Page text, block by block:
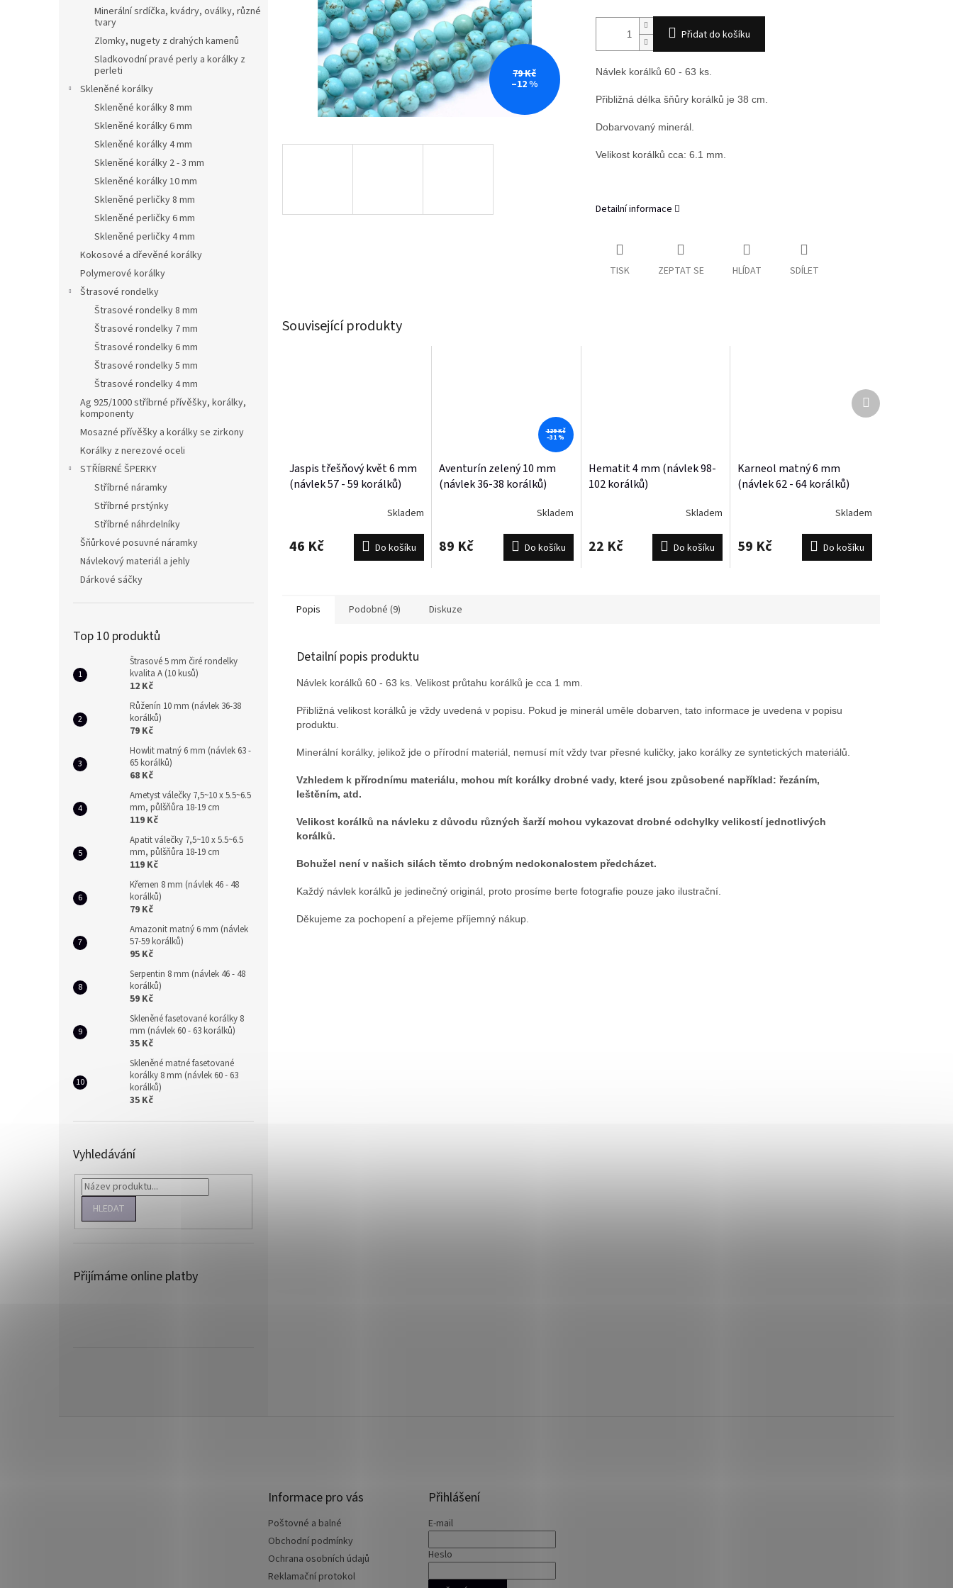
Minerální srdíčka, kvádry, oválky, různé
tvary
Zlomky, nugety z drahých kamenů
Sladkovodní pravé perly a korálky z
perleti
Skleněné korálky
Skleněné korálky 8 mm
Skleněné korálky 6 mm
Skleněné korálky 4 mm
Skleněné korálky 2 - 3 mm
Skleněné korálky 10 mm
Skleněné perličky 8 mm
Skleněné perličky 6 mm
Skleněné perličky 4 mm
Kokosové a dřevěné korálky
Polymerové korálky
Štrasové rondelky
Štrasové rondelky 8 mm
Štrasové rondelky 7 mm
Štrasové rondelky 6 mm
Štrasové rondelky 5 mm
Štrasové rondelky 4 mm
Ag 925/1000 stříbrné přívěšky, korálky,
komponenty
Mosazné přívěšky a korálky se zirkony
Korálky z nerezové oceli
STŘÍBRNÉ ŠPERKY
Stříbrné náramky
Stříbrné prstýnky
Stříbrné náhrdelníky
Šňůrkové posuvné náramky
Návlekový materiál a jehly
Dárkové sáčky
Top 10 produktů
Štrasové 5 mm čiré rondelky
kvalita A (10 kusů)
12 Kč
Růženín 10 mm (návlek 36-38
korálků)
79 Kč
Howlit matný 6 mm (návlek 63 -
65 korálků)
68 Kč
Ametyst válečky 7,5~10 x 5.5~6.5
mm, půlšňůra 18-19 cm
119 Kč
Apatit válečky 7,5~10 x 5.5~6.5
mm, půlšňůra 18-19 cm
119 Kč
Křemen 8 mm (návlek 46 - 48
korálků)
79 Kč
Amazonit matný 6 mm (návlek
57-59 korálků)
95 Kč
Serpentin 8 mm (návlek 46 - 48
korálků)
59 Kč
Skleněné fasetované korálky 8
mm (návlek 60 - 63 korálků)
35 Kč
Skleněné matné fasetované
korálky 8 mm (návlek 60 - 63
korálků)
35 Kč
Vyhledávání
HLEDAT
Přijímáme online platby
79 Kč
–12 %
Přidat do košíku
Návlek korálků 60 - 63 ks.
Přibližná délka šňůry korálků je 38 cm.
Dobarvovaný minerál.
Velikost korálků cca: 6.1 mm.
Detailní informace
TISK ZEPTAT SE HLÍDAT SDÍLET
Související produkty
Jaspis třešňový květ 6 mm
(návlek 57 - 59 korálků)
Skladem
46 Kč Do košíku
129 Kč
–31 %
Aventurín zelený 10 mm
(návlek 36-38 korálků)
Skladem
89 Kč Do košíku
Hematit 4 mm (návlek 98-
102 korálků)
Skladem
22 Kč Do košíku
Karneol matný 6 mm
(návlek 62 - 64 korálků)
Skladem
59 Kč Do košíku
Další
produkt
Popis Podobné (9) Diskuze
Detailní popis produktu
Návlek korálků 60 - 63 ks. Velikost průtahu korálků je cca 1 mm.
Přibližná velikost korálků je vždy uvedená v popisu. Pokud je minerál uměle dobarven, tato informace je uvedena v popisu
produktu.
Minerální korálky, jelikož jde o přírodní materiál, nemusí mít vždy tvar přesné kuličky, jako korálky ze syntetických materiálů.
Vzhledem k přírodnímu materiálu, mohou mít korálky drobné vady, které jsou způsobené například: řezáním,
leštěním, atd.
Velikost korálků na návleku z důvodu různých šarží mohou vykazovat drobné odchylky velikostí jednotlivých
korálků.
Bohužel není v našich silách těmto drobným nedokonalostem předcházet.
Každý návlek korálků je jedinečný originál, proto prosíme berte fotografie pouze jako ilustrační.
Děkujeme za pochopení a přejeme příjemný nákup.
Informace pro vás
Poštovné a balné
Obchodní podmínky
Ochrana osobních údajů
Reklamační protokol
Přihlášení
E-mail
Heslo